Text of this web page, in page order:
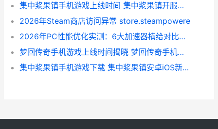
集中浆果镇手机游戏上线时间 集中浆果镇开服日期及预约信息
2026年Steam商店访问异常 store.steampowere
2026年PC性能优化实测：6大加速器横给对比和综合尝试排行 新电脑性能优化
梦回传奇手机游戏上线时间揭晓 梦回传奇手机游戏核心方法和特色内容详细解答 梦回传奇复古手机版
集中浆果镇手机游戏下载 集中浆果镇安卓iOS新鲜版配置包获取